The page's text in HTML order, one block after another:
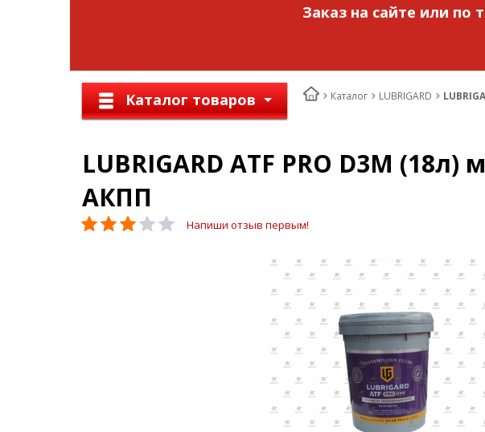
Заказ на сайте или по
Каталог товаров Каталог LUBRIGARD
LUBRIGARD ATF PRO D3M
АКПП
Напиши отзыв первым!